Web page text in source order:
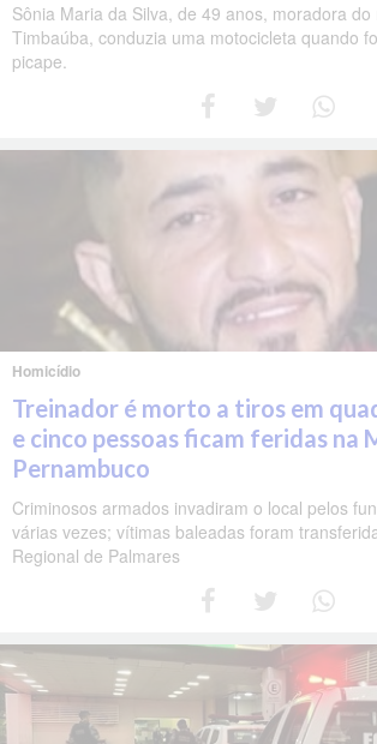
Sônia Maria da Silva, de 49 anos, moradora
Timbaúba, conduzia uma motocicleta quando
picape.
Homicídio
Treinador é morto a tiros em
e cinco pessoas ficam feridas na
Pernambuco
Criminosos armados invadiram o local pelos
várias vezes; vítimas baleadas foram
Regional de Palmares